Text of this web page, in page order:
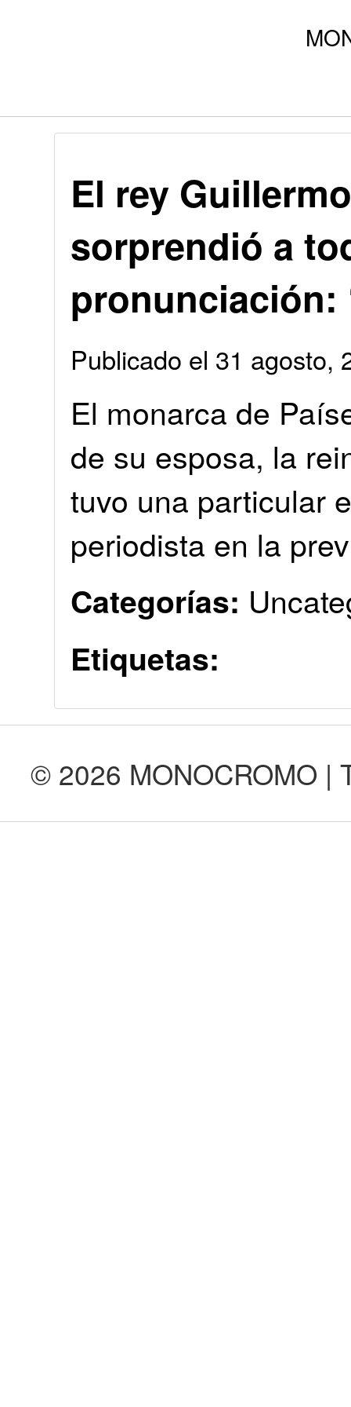
El rey
sorprendió a
pronunciación:
Publicado el 31 agosto,
El monarca de
de su esposa, la
tuvo una particular
periodista en la
Categorías:
Etiquetas:
© 2026 MONOCROMO |